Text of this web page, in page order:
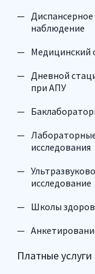
Диспансерное
наблюдение
Медицинский
Дневной
при АПУ
исследования
исследование
Школы
Платные услуги